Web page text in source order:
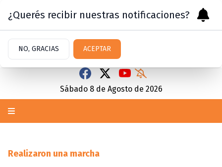
Sábado 8 de Agosto de 2026
Realizaron una marcha
¿Querés recibir nuestras notificaciones?
NO, GRACIAS ACEPTAR